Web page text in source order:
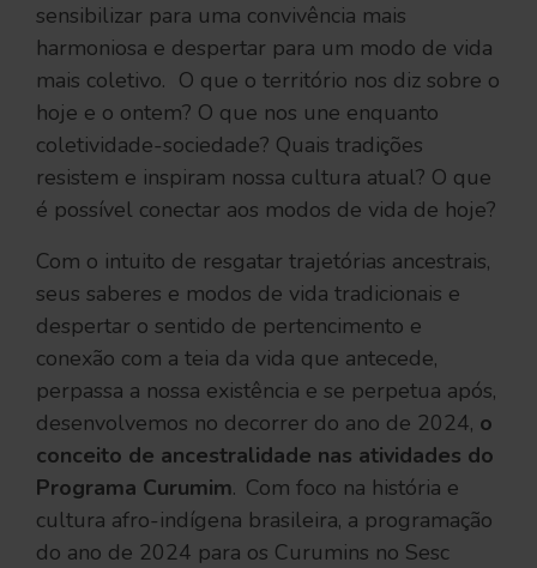
sensibilizar para uma convivência mais
harmoniosa e despertar para um modo de vida
mais coletivo. O que o território nos diz sobre o
hoje e o ontem? O que nos une enquanto
coletividade-sociedade? Quais tradições
resistem e inspiram nossa cultura atual? O que
é possível conectar aos modos de vida de hoje?
Com o intuito de resgatar trajetórias ancestrais,
seus saberes e modos de vida tradicionais e
despertar o sentido de pertencimento e
conexão com a teia da vida que antecede,
perpassa a nossa existência e se perpetua após,
desenvolvemos no decorrer do ano de 2024, o
conceito de ancestralidade nas atividades do
Programa Curumim. Com foco na história e
cultura afro-indígena brasileira, a programação
do ano de 2024 para os Curumins no Sesc